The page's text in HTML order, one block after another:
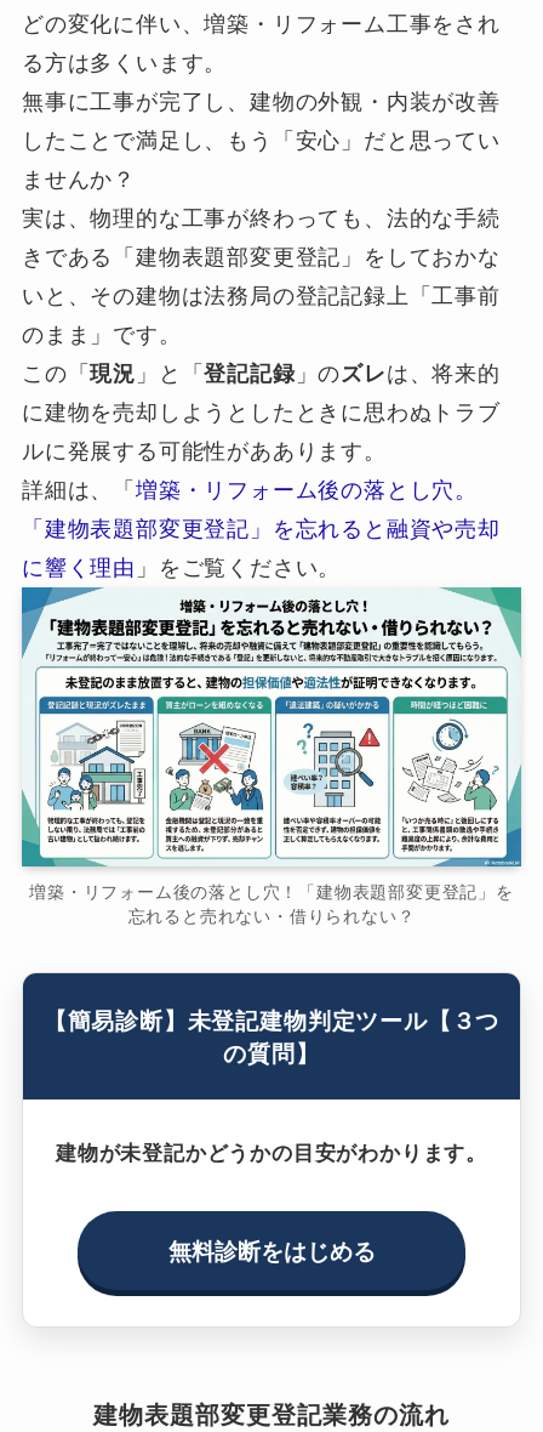
どの変化に伴い、増築・リフォーム工事をされ
る方は多くいます。
無事に工事が完了し、建物の外観・内装が改善
したことで満足し、もう「安心」だと思ってい
ませんか？
実は、物理的な工事が終わっても、法的な手続
きである「建物表題部変更登記」をしておかな
いと、その建物は法務局の登記記録上「工事前
のまま」です。
この「現況 」と「登記記録」のズレは、将来的
に建物を売却しようとしたときに思わぬトラブ
ルに発展する可能性がああります。
詳細は、「 増築・リフォーム後の落とし穴。
「建物表題部変更登記」を忘れると融資や売却
に響く理由 」をご覧ください。
増築・リフォーム後の落とし穴！「建物表題部変更登記」を
忘れると売れない・借りられない？
【簡易診断】未登記建物判定ツール【３つ
の質問】
建物が未登記かどうかの目安がわかります。
無料診断をはじめる
建物表題部変更登記業務の流れ